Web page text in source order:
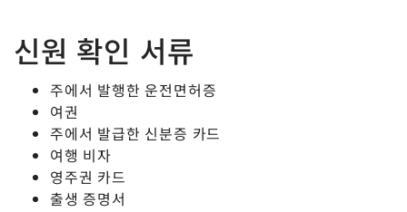
신원 확인 서류
주에서 발행한 운전면허증
여권
주에서 발급한 신분증 카드
여행 비자
영주권 카드
출생 증명서